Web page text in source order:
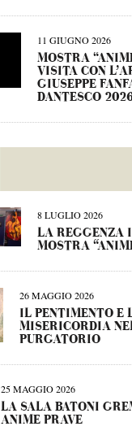
11 GIUGNO 2026
MOSTRA
VISITA CON
GIUSEPPE
DANTESCO
8 LUGLIO 2026
LA REGGENZA
MOSTRA
26 MAGGIO 2026
IL PENTIMENTO E
MISERICORDIA
PURGATORIO
25 MAGGIO 2026
LA SALA BATONI
ANIME PRAVE